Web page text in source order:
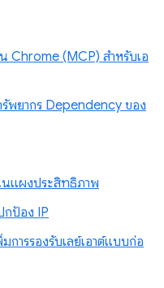
Chrome (MCP) สำหรับเอ
พยากร Dependency ของ
แผงประสิทธิภาพ
กป้อง IP
การรองรับเลย์เอาต์แบบก่อ